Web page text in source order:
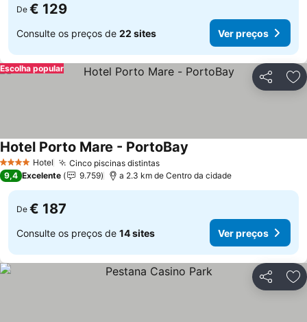
De € 129
Consulte os preços de 22 sites Ver preços
Partilhar
Escolha popular
4 EstrelasHotel Cinco piscinas distintasVer preços
Hotel Porto Mare - PortoBay
9,4 Excelente 9.759 a 2.3 km de Centro da cidade
De € 187
Consulte os preços de 14 sites Ver preços
Partilhar